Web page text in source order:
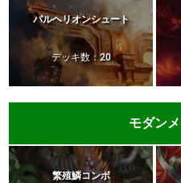
パルヘリオンシュート
デッキ数：20
モダン
繁殖鱗コンボ